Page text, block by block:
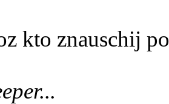
kto znauschij